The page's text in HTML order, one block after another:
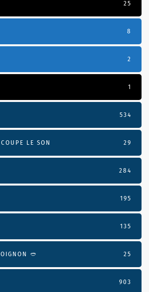
25
8
2
1
534
LE SON 29
284
195
135
🥙 25
903